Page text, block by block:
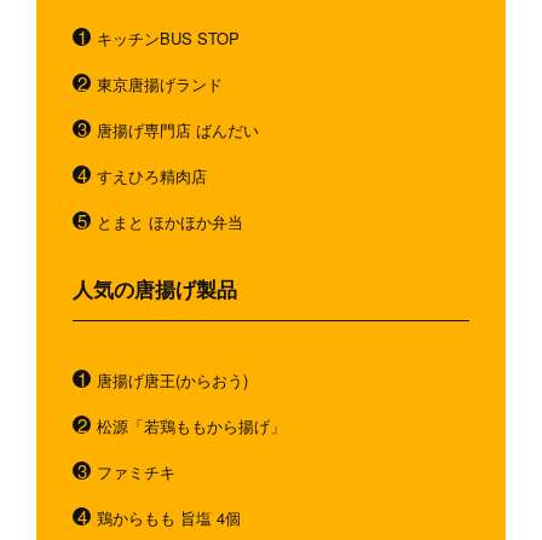
キッチンBUS STOP
東京唐揚げランド
唐揚げ専門店 ばんだい
すえひろ精肉店
とまと ほかほか弁当
人気の唐揚げ製品
唐揚げ唐王(からおう)
松源「若鶏ももから揚げ」
ファミチキ
鶏からもも 旨塩 4個